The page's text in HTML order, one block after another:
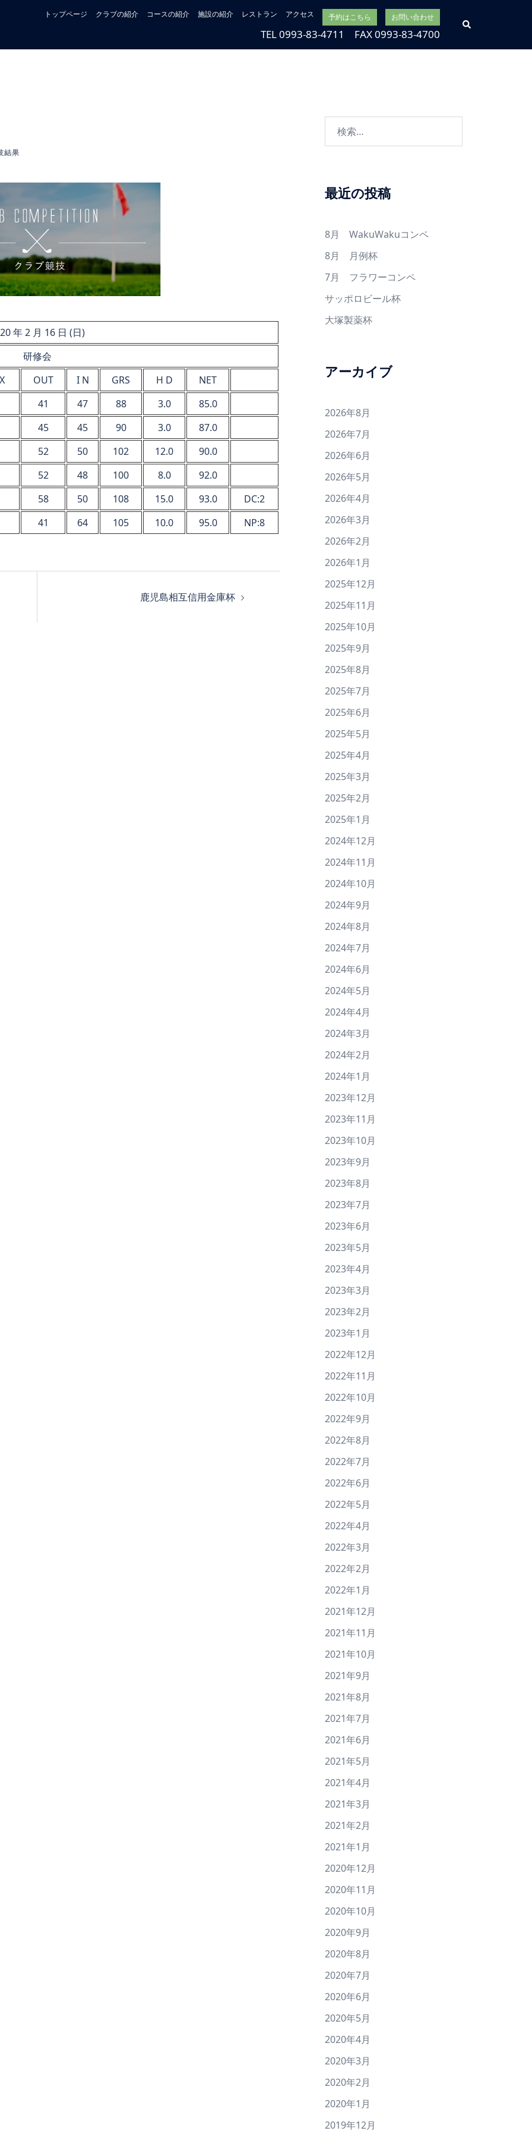
トップページ クラブの紹介 コースの紹介 施設の紹介 レストラン アクセス 予約はこちら お問い合わせ
TEL 0993-83-4711 FAX 0993-83-4700
検
索
結果
年 2 月 16 日 (日)
研修会
OUT I N GRS H D
NET
41 47 88 3.0
85.0
45 45 90 3.0
87.0
52 50 102 12.0
90.0
52 48 100 8.0
92.0
58 50 108 15.0 93.0
DC:2
41 64 105 10.0 95.0 NP:8
鹿児島相互信用金庫杯
最近の投稿
8月 WakuWakuコンペ
8月 月例杯
7月 フラワーコンペ
サッポロビール杯
大塚製薬杯
アーカイブ
2026年8月
2026年7月
2026年6月
2026年5月
2026年4月
2026年3月
2026年2月
2026年1月
2025年12月
2025年11月
2025年10月
2025年9月
2025年8月
2025年7月
2025年6月
2025年5月
2025年4月
2025年3月
2025年2月
2025年1月
2024年12月
2024年11月
2024年10月
2024年9月
2024年8月
2024年7月
2024年6月
2024年5月
2024年4月
2024年3月
2024年2月
2024年1月
2023年12月
2023年11月
2023年10月
2023年9月
2023年8月
2023年7月
2023年6月
2023年5月
2023年4月
2023年3月
2023年2月
2023年1月
2022年12月
2022年11月
2022年10月
2022年9月
2022年8月
2022年7月
2022年6月
2022年5月
2022年4月
2022年3月
2022年2月
2022年1月
2021年12月
2021年11月
2021年10月
2021年9月
2021年8月
2021年7月
2021年6月
2021年5月
2021年4月
2021年3月
2021年2月
2021年1月
2020年12月
2020年11月
2020年10月
2020年9月
2020年8月
2020年7月
2020年6月
2020年5月
2020年4月
2020年3月
2020年2月
2020年1月
2019年12月